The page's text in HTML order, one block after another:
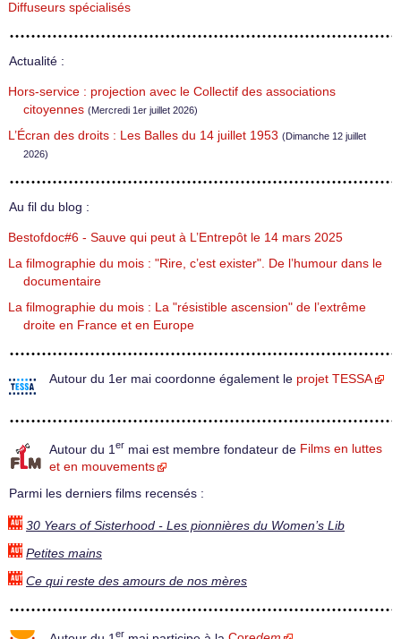
Diffuseurs spécialisés
Actualité :
Hors-service : projection avec le Collectif des associations
citoyennes (Mercredi 1er juillet 2026)
L’Écran des droits : Les Balles du 14 juillet 1953 (Dimanche 12 juillet
2026)
Au fil du blog :
Bestofdoc#6 - Sauve qui peut à L’Entrepôt le 14 mars 2025
La filmographie du mois : "Rire, c’est exister". De l’humour dans le
documentaire
La filmographie du mois : La "résistible ascension" de l’extrême
droite en France et en Europe
Autour du 1er mai coordonne également le projet TESSA
Autour du 1 er mai est membre fondateur de Films en luttes
et en mouvements
Parmi les derniers films recensés :
30 Years of Sisterhood - Les pionnières du Women’s Lib
Petites mains
Ce qui reste des amours de nos mères
er